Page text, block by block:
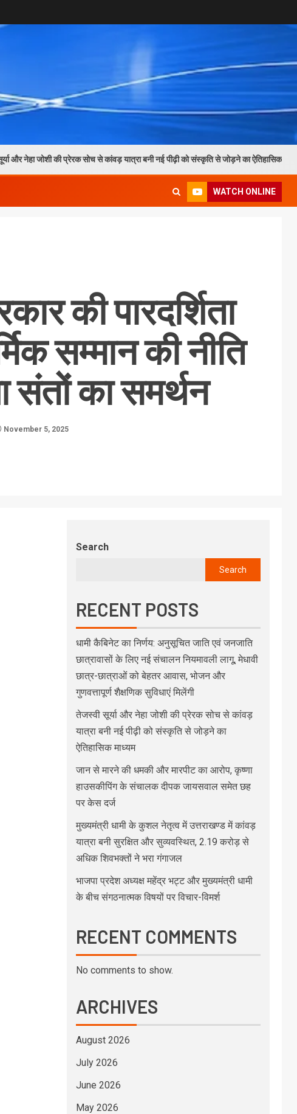
की प्रेरक सोच से कांवड़ यात्रा बनी नई पीढ़ी को संस्कृति से जोड़ने का ऐतिहासिक माध्यम
WATCH ONLINE
की पारदर्शिता
सम्मान की नीति
संतों का समर्थन
November 5, 2025
Search
Search
RECENT POSTS
धामी कैबिनेट का निर्णय: अनुसूचित जाति एवं जनजाति
छात्रावासों के लिए नई संचालन नियमावली लागू, मेधावी
छात्र-छात्राओं को बेहतर आवास, भोजन और
गुणवत्तापूर्ण शैक्षणिक सुविधाएं मिलेंगी
तेजस्वी सूर्या और नेहा जोशी की प्रेरक सोच से कांवड़
यात्रा बनी नई पीढ़ी को संस्कृति से जोड़ने का
ऐतिहासिक माध्यम
जान से मारने की धमकी और मारपीट का आरोप, कृष्णा
हाउसकीपिंग के संचालक दीपक जायसवाल समेत छह
पर केस दर्ज
मुख्यमंत्री धामी के कुशल नेतृत्व में उत्तराखण्ड में कांवड़
यात्रा बनी सुरक्षित और सुव्यवस्थित, 2.19 करोड़ से
अधिक शिवभक्तों ने भरा गंगाजल
भाजपा प्रदेश अध्यक्ष महेंद्र भट्ट और मुख्यमंत्री धामी
के बीच संगठनात्मक विषयों पर विचार-विमर्श
RECENT COMMENTS
No comments to show.
ARCHIVES
August 2026
July 2026
June 2026
May 2026